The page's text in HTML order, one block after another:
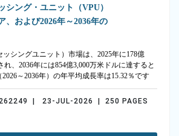
シング・ユニット（VPU）
、および2026年～2036年の
シングユニット）市場は、2025年に178億
れ、2036年には854億3,000万米ドルに達すると
～2036年）の年平均成長率は15.32％です
| 23-JUL-2026 | 250 PAGES